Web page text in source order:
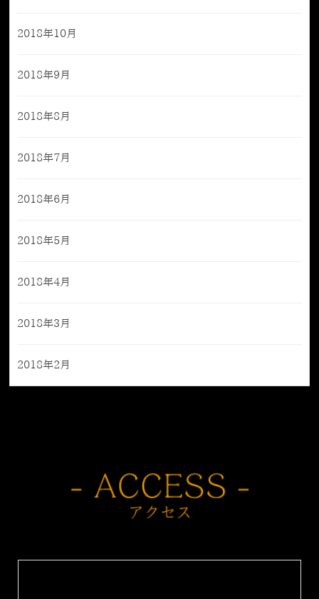
2018年10月
2018年9月
2018年8月
2018年7月
2018年6月
2018年5月
2018年4月
2018年3月
2018年2月